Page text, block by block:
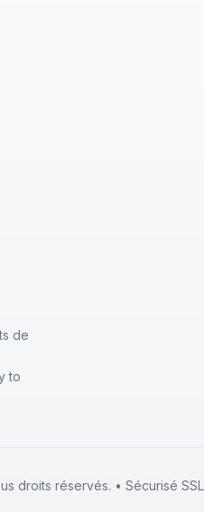
de
to
droits réservés. • Sécurisé SSL